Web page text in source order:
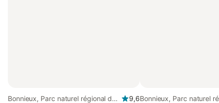
Bonnieux, Parc naturel régional du
9,6Bonnieux, Parc naturel